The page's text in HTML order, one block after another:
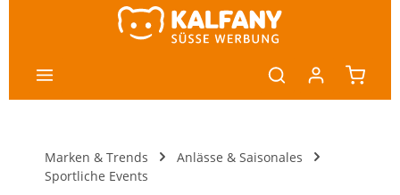
Marken & Trends
Anlässe & Saisonales
Sportliche Events